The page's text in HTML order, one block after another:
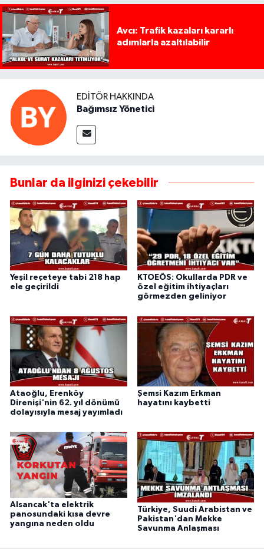
Avcı: Trafik kazaları kararlı
adımlarla azaltılabilir
EDITÖR HAKKINDA
Bağımsız Yönetici
Bunlar da ilginizi çekebilir
Yeşil reçeteye tabi 218 hap
ele geçirildi
KTOEÖS: Okullarda PDR ve
özel eğitim ihtiyaçları
görmezden geliniyor
Ataoğlu, Erenköy
Direnişi'nin 62. yıl dönümü
dolayısıyla mesaj yayımladı
Şemsi Kazım Erkman
hayatını kaybetti
Alsancak'ta elektrik
panosundaki kısa devre
yangına neden oldu
Türkiye, Suudi Arabistan ve
Pakistan'dan Mekke
Savunma Anlaşması